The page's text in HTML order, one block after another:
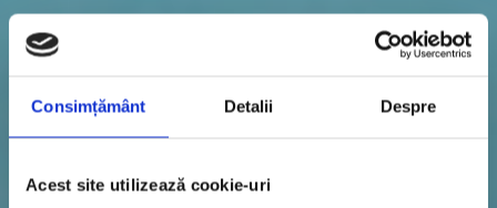
Consimțământ Detalii Despre
Acest site utilizează cookie-uri